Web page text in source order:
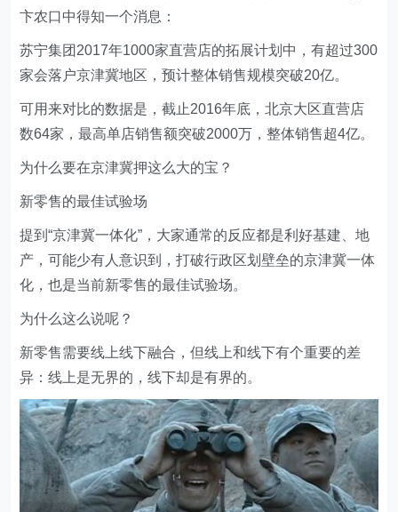
卞农口中得知一个消息：
苏宁集团2017年1000家直营店的拓展计划中，有超过300
家会落户京津冀地区，预计整体销售规模突破20亿。
可用来对比的数据是，截止2016年底，北京大区直营店
数64家，最高单店销售额突破2000万，整体销售超4亿。
为什么要在京津冀押这么大的宝？
新零售的最佳试验场
提到“京津冀一体化”，大家通常的反应都是利好基建、地
产，可能少有人意识到，打破行政区划壁垒的京津冀一体
化，也是当前新零售的最佳试验场。
为什么这么说呢？
新零售需要线上线下融合，但线上和线下有个重要的差
异：线上是无界的，线下却是有界的。